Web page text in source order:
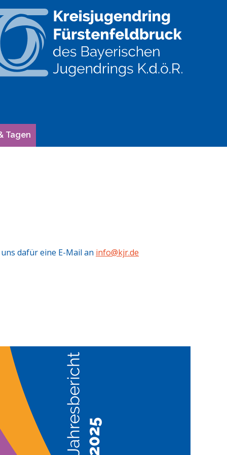
Tagen
dafür eine E-Mail an info@kjr.de